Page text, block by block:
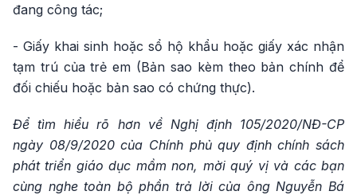
đang công tác;
- Giấy khai sinh hoặc sổ hộ khẩu hoặc giấy xác nhận
tạm trú của trẻ em (Bản sao kèm theo bản chính để
đối chiếu hoặc bản sao có chứng thực).
Để tìm hiểu rõ hơn về Nghị định 105/2020/NĐ-CP
ngày 08/9/2020 của Chính phủ quy định chính sách
phát triển giáo dục mầm non, mời quý vị và các bạn
cùng nghe toàn bộ phần trả lời của ông Nguyễn Bá